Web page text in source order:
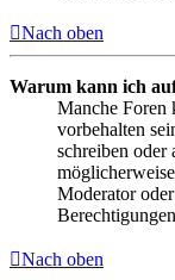
Nach oben
Warum kann ich
Manche Foren
vorbehalten
schreiben oder
Moderator
Nach oben